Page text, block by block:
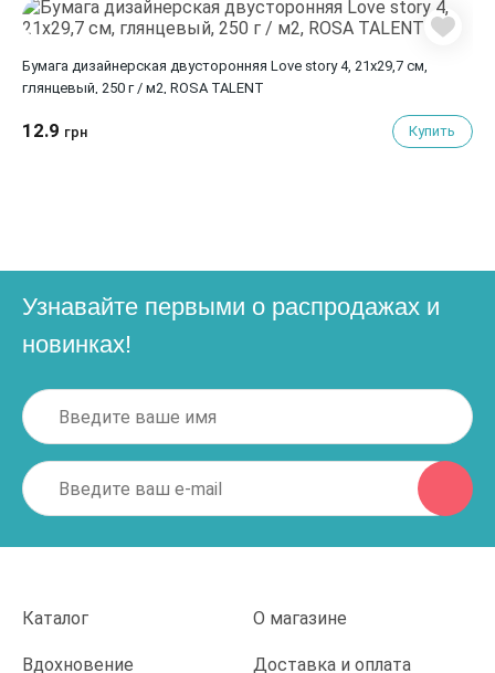
Бумага дизайнерская двусторонняя Love story 4, 21х29,7 см,
глянцевый, 250 г / м2, ROSA TALENT
12.9 грн Купить
Узнавайте первыми о распродажах и
новинках!
Каталог О магазине
Вдохновение Доставка и оплата